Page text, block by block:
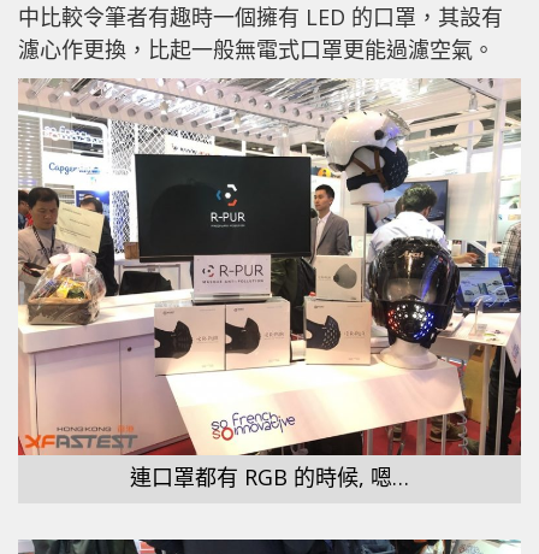
中比較令筆者有趣時一個擁有 LED 的口罩，其設有
濾心作更換，比起一般無電式口罩更能過濾空氣。
連口罩都有 RGB 的時候, 嗯…